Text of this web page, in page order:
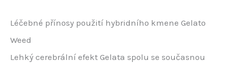
Léčebné přínosy použití hybridního kmene Gelato
Weed
Lehký cerebrální efekt Gelata spolu se současnou